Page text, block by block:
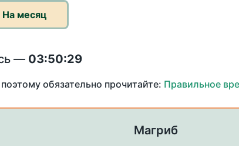
На месяц
— 03:50:29
обязательно прочитайте: Правильное
Магриб